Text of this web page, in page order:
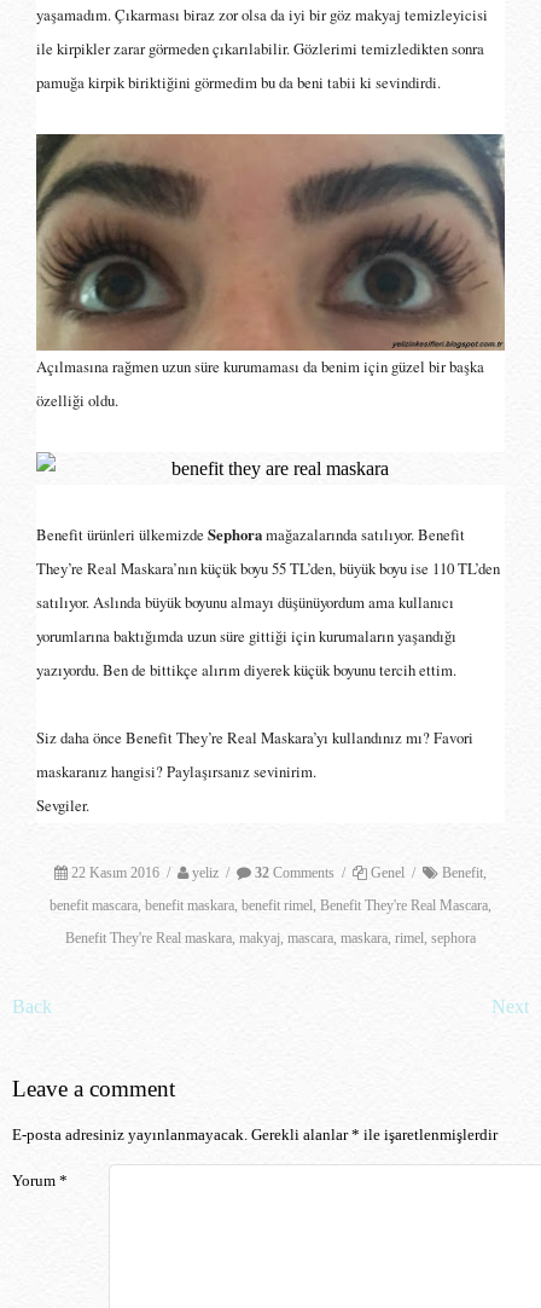
yaşamadım. Çıkarması biraz zor olsa da iyi bir göz makyaj temizleyicisi
ile kirpikler zarar görmeden çıkarılabilir. Gözlerimi temizledikten sonra
pamuğa kirpik biriktiğini görmedim bu da beni tabii ki sevindirdi.
Açılmasına rağmen uzun süre kurumaması da benim için güzel bir başka
özelliği oldu.
Benefit ürünleri ülkemizde Sephoramağazalarında satılıyor. Benefit
They’re Real Maskara’nın küçük boyu 55 TL’den, büyük boyu ise 110 TL’den
satılıyor. Aslında büyük boyunu almayı düşünüyordum ama kullanıcı
yorumlarına baktığımda uzun süre gittiği için kurumaların yaşandığı
yazıyordu. Ben de bittikçe alırım diyerek küçük boyunu tercih ettim.
Siz daha önce Benefit They’re Real Maskara’yı kullandınız mı? Favori
maskaranız hangisi? Paylaşırsanız sevinirim.
Sevgiler.
22 Kasım 2016 / yeliz / 32 Comments / Genel / Benefit
benefit mascara benefit maskara benefit rimel Benefit They're Real Mascara
Benefit They're Real maskara makyaj mascara maskara rimel sephora
Post navigation
Back Next
Leave a comment
E-posta adresiniz yayınlanmayacak. Gerekli alanlar* ile işaretlenmişlerdir
Yorum *